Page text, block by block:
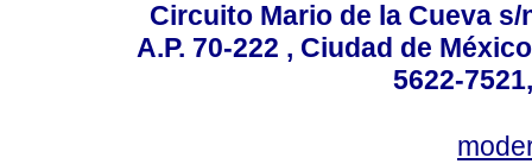
Circuito Mario de la Cueva
A.P. 70-222 , Ciudad de
5622-